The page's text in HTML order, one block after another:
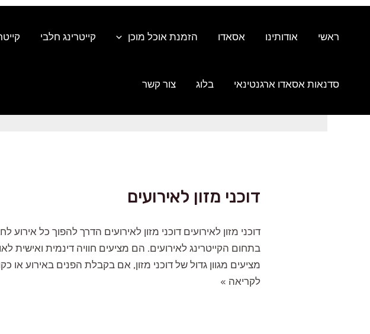
דילוג
ראשי
אודותינו אסאדו הזמנת אוכל מוכן קייטרינג חלבי
סדנאות אסאדו ארגנטינאי בלוג צור קשר
דוכני מזון לאירועים
דוכני מזון לאירועים דוכני מזון לאירועים הדרך להפוך כל
בתחום הקייטרינג לאירועים. הם מציעים חוויה דינמית ואישית
מציעים מגוון גדול של דוכני מזון, אם בקבלת הפנים באירוע
דוכני
לקריאה »